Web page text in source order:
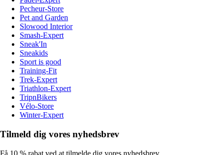
Pecheur-Store
Pet and Garden
Slowood Interior
Smash-Expert
Sneak'In
Sneakids
Sport is good
Training-Fit
Trek-Expert
Triathlon-Expert
TripnBikers
Vélo-Store
Winter-Expert
Tilmeld dig vores nyhedsbrev
Få 10 % rabat ved at tilmelde dig vores nyhedsbrev